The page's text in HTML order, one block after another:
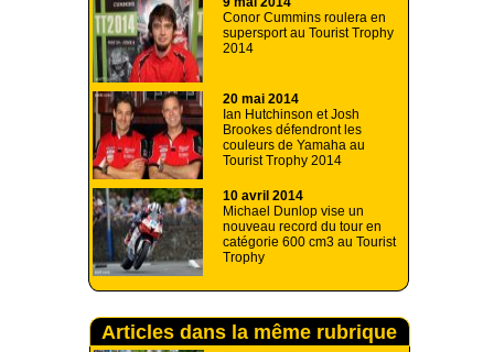
Conor Cummins roulera en
supersport au Tourist Trophy
2014
20 mai 2014
Ian Hutchinson et Josh
Brookes défendront les
couleurs de Yamaha au
Tourist Trophy 2014
10 avril 2014
Michael Dunlop vise un
nouveau record du tour en
catégorie 600 cm3 au Tourist
Trophy
Articles dans la même rubrique